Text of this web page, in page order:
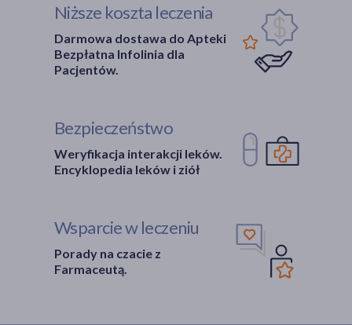
Niższe koszta leczenia
Darmowa dostawa do Apteki
Bezpłatna Infolinia dla
Pacjentów.
Bezpieczeństwo
Weryfikacja interakcji leków.
Encyklopedia leków i ziół
Wsparcie w leczeniu
Porady na czacie z
Farmaceutą.